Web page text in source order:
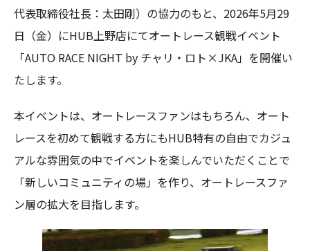
代表取締役社長：太田剛）の協力のもと、2026年5月29
日（金）にHUB上野店にてオートレース観戦イベント
「AUTO RACE NIGHT by チャリ・ロト×JKA」を開催い
たします。
本イベントは、オートレースファンはもちろん、オート
レースを初めて観戦する方にもHUB特有の自由でカジュ
アルな雰囲気の中でイベントを楽しんでいただくことで
「新しいコミュニティの場」を作り、オートレースファ
ン層の拡大を目指します。